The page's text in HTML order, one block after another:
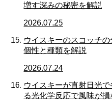
増す深みの秘密を解説
2026.07.25
ウイスキーのスコッチ
個性と種類を解説
2026.07.24
ウイスキーが直射日光
る光化学反応で風味が